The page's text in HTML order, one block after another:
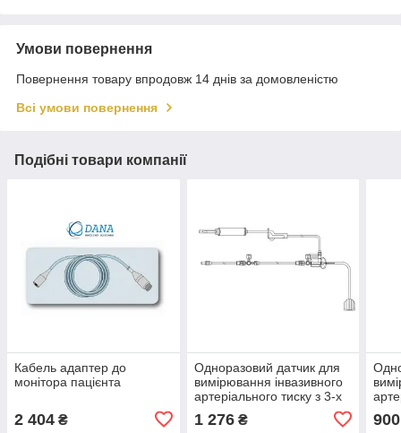
Умови повернення
Повернення товару впродовж 14 днів за домовленістю
Всі умови повернення
Подібні товари компанії
Кабель адаптер до
монітора пацієнта
2 404 ₴
Одноразовий датчик для
вимірювання інвазивного
артеріального тиску з 3-х
мл промивним пристроєм,
комплект
1 276₴ 900